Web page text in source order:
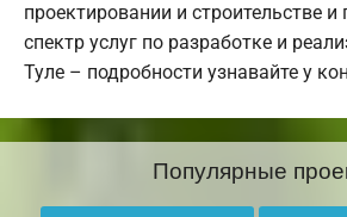
проектировании и строительстве и
спектр услуг по разработке и
Туле – подробности узнавайте у
Популярные